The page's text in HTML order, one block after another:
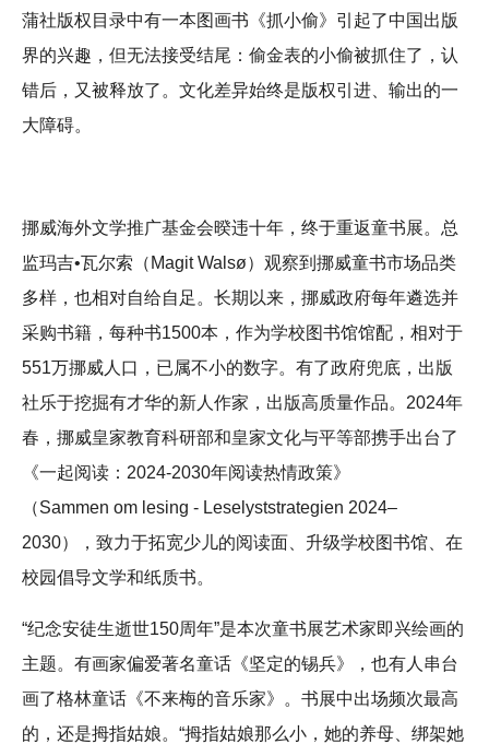
蒲社版权目录中有一本图画书《抓小偷》引起了中国出版
界的兴趣，但无法接受结尾：偷金表的小偷被抓住了，认
错后，又被释放了。文化差异始终是版权引进、输出的一
大障碍。
挪威海外文学推广基金会暌违十年，终于重返童书展。总
监玛吉•瓦尔索（Magit Walsø）观察到挪威童书市场品类
多样，也相对自给自足。长期以来，挪威政府每年遴选并
采购书籍，每种书1500本，作为学校图书馆馆配，相对于
551万挪威人口，已属不小的数字。有了政府兜底，出版
社乐于挖掘有才华的新人作家，出版高质量作品。2024年
春，挪威皇家教育科研部和皇家文化与平等部携手出台了
《一起阅读：2024-2030年阅读热情政策》
（Sammen om lesing - Leselyststrategien 2024–
2030），致力于拓宽少儿的阅读面、升级学校图书馆、在
校园倡导文学和纸质书。
“纪念安徒生逝世150周年”是本次童书展艺术家即兴绘画的
主题。有画家偏爱著名童话《坚定的锡兵》，也有人串台
画了格林童话《不来梅的音乐家》。书展中出场频次最高
的，还是拇指姑娘。“拇指姑娘那么小，她的养母、绑架她